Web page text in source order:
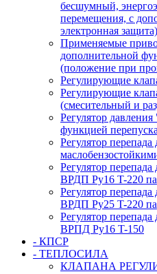
бесшумный,
перемещения, с
электронная
Применяемые
дополнительной
(положение при
Регулирующие
Регулирующие
(смесительный и
Регулятор
функцией
Регулятор перепада
Регулятор
ВРДП Ру16 T-220
Регулятор
ВРДП Ру25 T-220
Регулятор
ВРПД Ру16 T-150
- КПСР
- ТЕПЛОСИЛА
КЛАПАНА